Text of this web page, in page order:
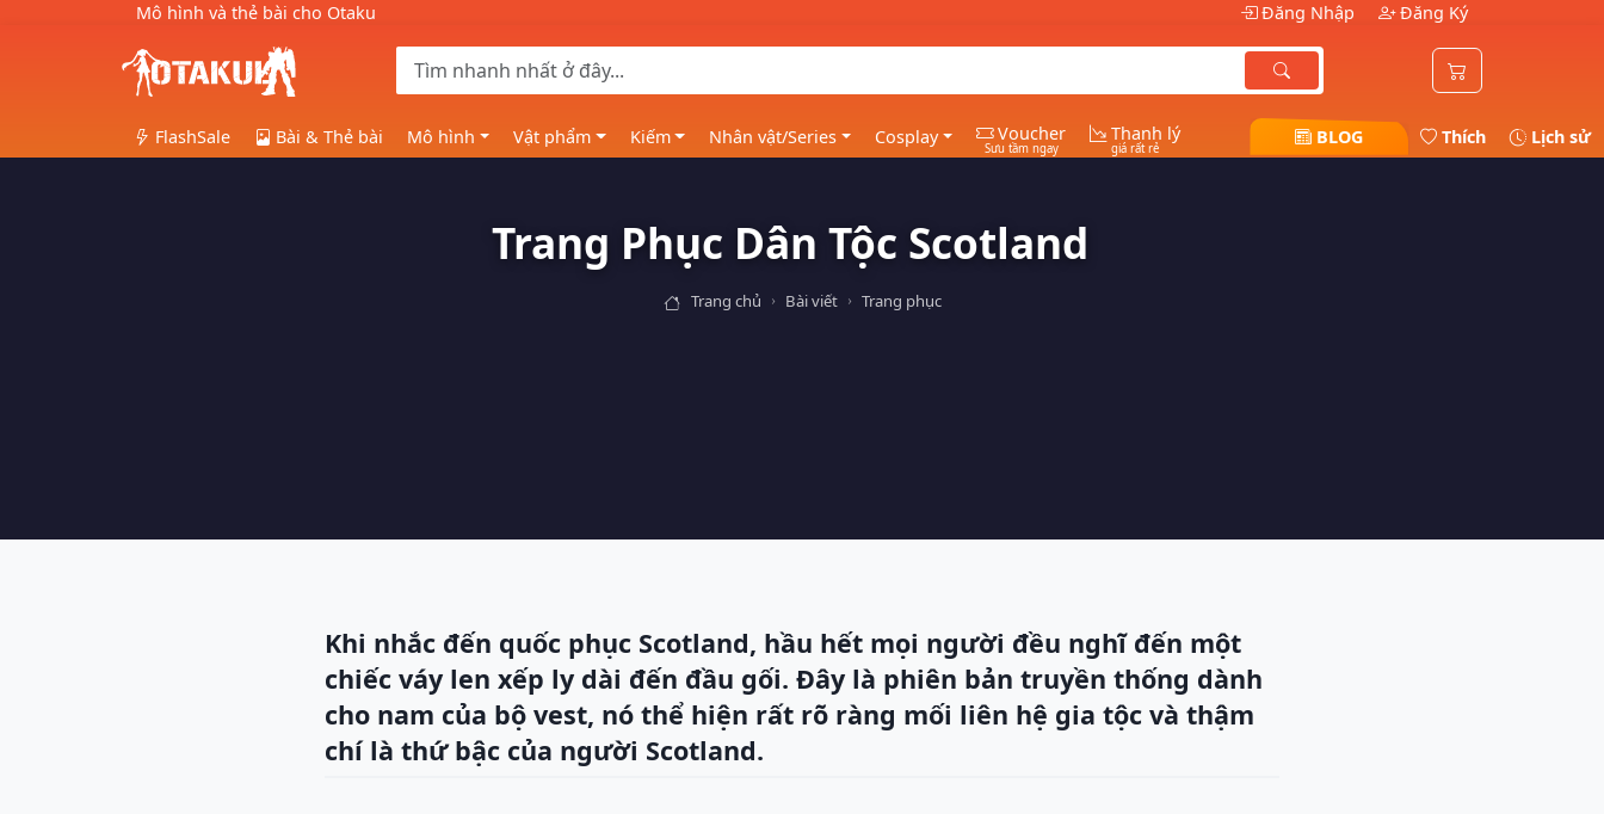
Mô hình và thẻ bài cho Otaku Đăng Nhập Đăng Ký
FlashSale Bài & Thẻ bài Mô hình Vật phẩm Kiếm Nhân vật/Series Cosplay Voucher
Sưu tầm ngay
Thanh lý
giá rất rẻ
BLOG Thích Lịch sử
Trang Phục Dân Tộc Scotland
Trang chủ Bài viết Trang phục
Khi nhắc đến quốc phục Scotland, hầu hết mọi người đều nghĩ đến một
chiếc váy len xếp ly dài đến đầu gối. Đây là phiên bản truyền thống dành
cho nam của bộ vest, nó thể hiện rất rõ ràng mối liên hệ gia tộc và thậm
chí là thứ bậc của người Scotland.